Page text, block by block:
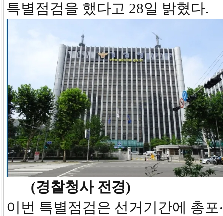
특별점검을 했다고 28일 밝혔다.
(경찰청사 전경)
이번 특별점검은 선거기간에 총포